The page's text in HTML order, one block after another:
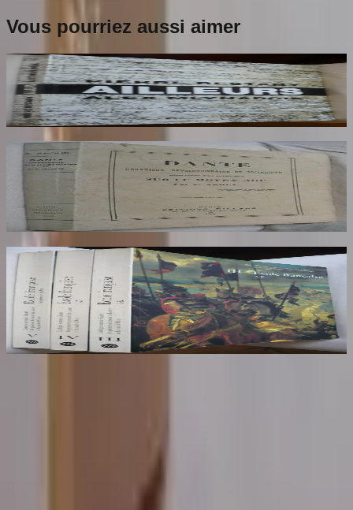
Vous pourriez aussi aimer
Ailleurs
RESTANY Pierre
65€
Dante Hérétique et Révolutionnaire et
Socialiste
AROUX
€
Ecole Francaise. Catalogue Sommaire des
Peintures du Musée du Louvre et du Musée
d'Orsay. 3 Volumes : III, IV et V
COMPIN isabelle
70€
Informations légales